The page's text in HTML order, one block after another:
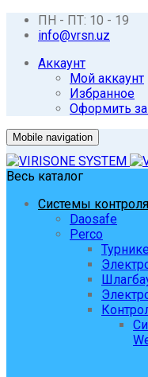
ПН - ПТ: 10 - 19
info@vrsn.uz
Аккаунт
Мой аккаунт
Избранное
Оформить
Mobile navigation
Весь каталог
Системы
Daosafe
Perco